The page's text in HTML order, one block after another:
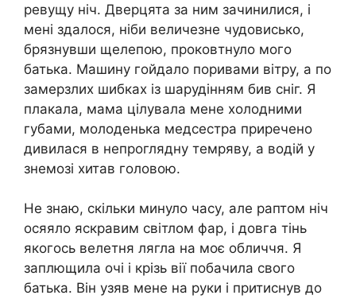
ревущу ніч. Дверцята за ним зачинилися, і
мені здалося, ніби величезне чудовисько,
брязнувши щелепою, проковтнуло мого
батька. Машину гойдало поривами вітру, а по
замерзлих шибках із шарудінням бив сніг. Я
плакала, мама цілувала мене холодними
губами, молоденька медсестра приречено
дивилася в непроглядну темряву, а водій у
знемозі хитав головою.
Не знаю, скільки минуло часу, але раптом ніч
осяяло яскравим світлом фар, і довга тінь
якогось велетня лягла на моє обличчя. Я
заплющила очі і крізь вії побачила свого
батька. Він узяв мене на руки і притиснув до